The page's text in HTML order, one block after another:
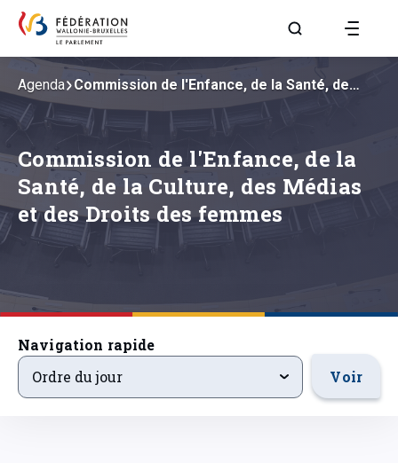
Aller à la page
Commission de l'Enfance, de la
Santé, de la Culture, des Médias
et des Droits des femmes
Agenda Commission de l'Enfance, de la Santé, de…
Navigation rapide
ordre-du-jour
Ordre du jour Voir